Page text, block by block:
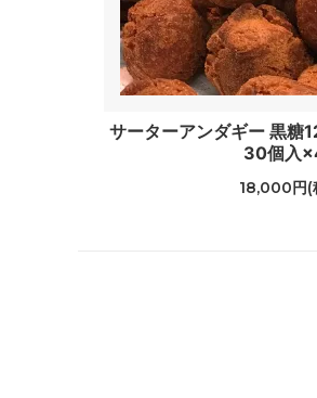
サーターアンダギー 黒糖
30個入
18,000円(